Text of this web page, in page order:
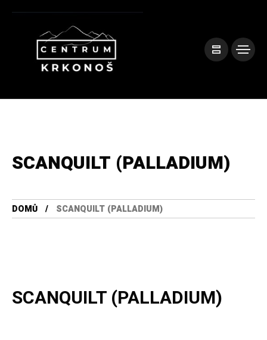
SCANQUILT (PALLADIUM)
DOMŮ SCANQUILT (PALLADIUM)
SCANQUILT (PALLADIUM)